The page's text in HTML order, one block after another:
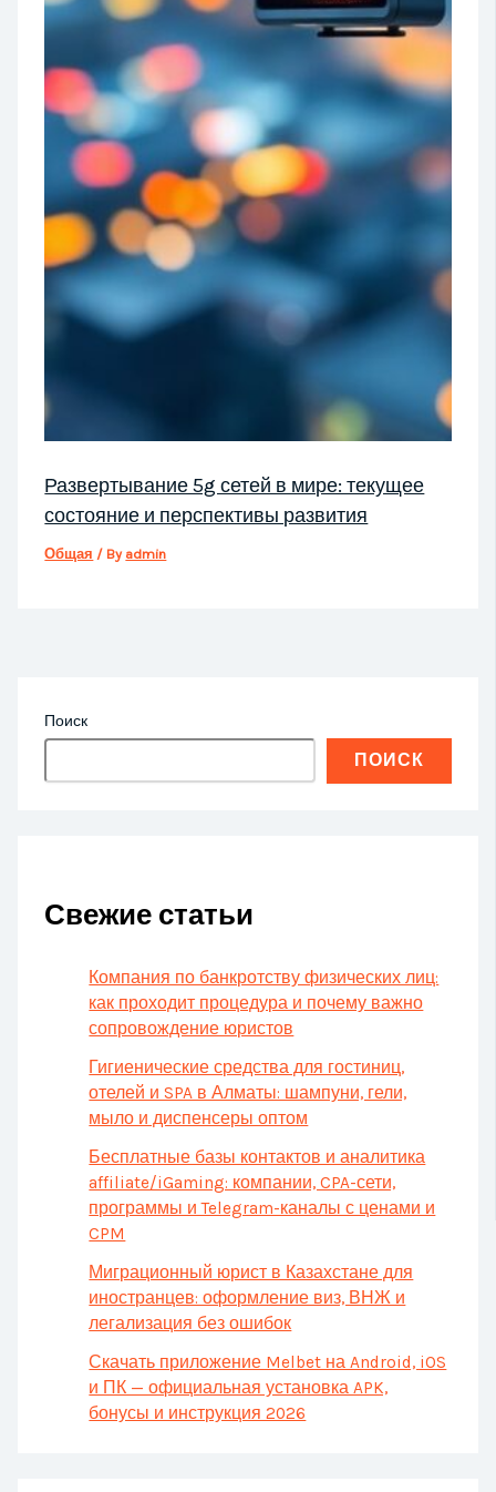
Развертывание 5g сетей в мире: текущее
состояние и перспективы развития
Общая / By admin
Поиск
ПОИСК
Свежие статьи
Компания по банкротству физических лиц:
как проходит процедура и почему важно
сопровождение юристов
Гигиенические средства для гостиниц,
отелей и SPA в Алматы: шампуни, гели,
мыло и диспенсеры оптом
Бесплатные базы контактов и аналитика
affiliate/iGaming: компании, CPA-сети,
программы и Telegram-каналы с ценами и
CPM
Миграционный юрист в Казахстане для
иностранцев: оформление виз, ВНЖ и
легализация без ошибок
Скачать приложение Melbet на Android, iOS
и ПК — официальная установка APK,
бонусы и инструкция 2026